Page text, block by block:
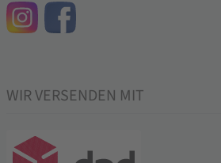
WIR VERSENDEN MIT